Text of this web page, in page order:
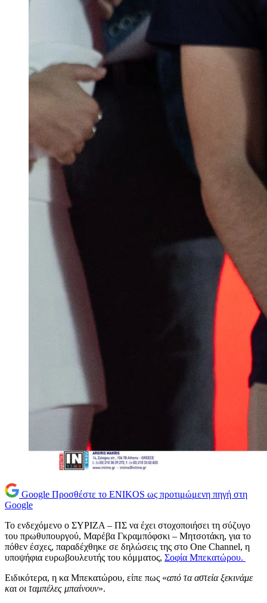
Google Προσθέστε το ENIKOS ως προτιμώμενη πηγή στη
Google
Το ενδεχόμενο ο ΣΥΡΙΖΑ – ΠΣ να έχει στοχοποιήσει τη σύζυγο
του πρωθυπουργού, Μαρέβα Γκραμπόφσκι – Μητσοτάκη, για το
πόθεν έσχες, παραδέχθηκε σε δηλώσεις της στο One Channel, η
υποψήφια ευρωβουλευτής του κόμματος, Σοφία Μπεκατώρου.
Ειδικότερα, η κα Μπεκατώρου, είπε πως «από τα αστεία ξεκινάμε
και οι ταμπέλες μπαίνουν».